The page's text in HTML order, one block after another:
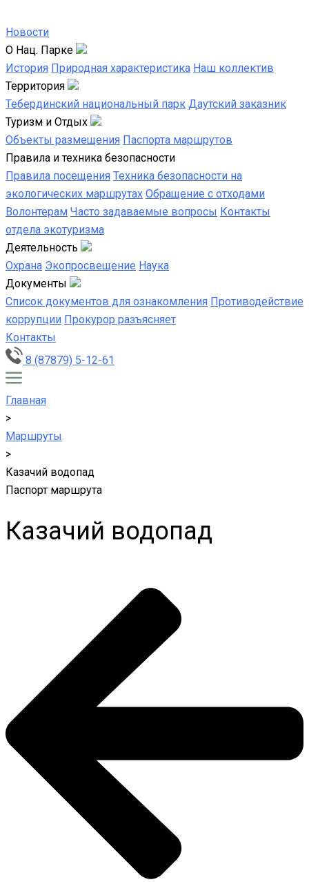
Новости
О Нац. Парке
История Природная характеристика Наш коллектив
Территория
Тебердинский национальный парк Даутский заказник
Туризм и Отдых
Объекты размещения Паспорта маршрутов
Правила и техника безопасности
Правила посещения Техника безопасности на
экологических маршрутах Обращение с отходами
Волонтерам Часто задаваемые вопросы Контакты
отдела экотуризма
Деятельность
Охрана Экопросвещение Наука
Документы
Список документов для ознакомления Противодействие
коррупции Прокурор разъясняет
Контакты
8 (87879) 5-12-61
Главная
>
Маршруты
>
Казачий водопад
Паспорт маршрута
Казачий водопад